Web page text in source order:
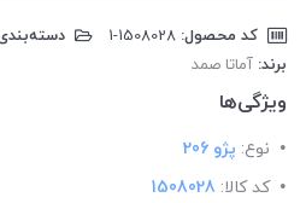
کد محصول:
برند: آماتا صمد
ویژگی‌ها
نوع: پژو 206
کد کالا: 1508028